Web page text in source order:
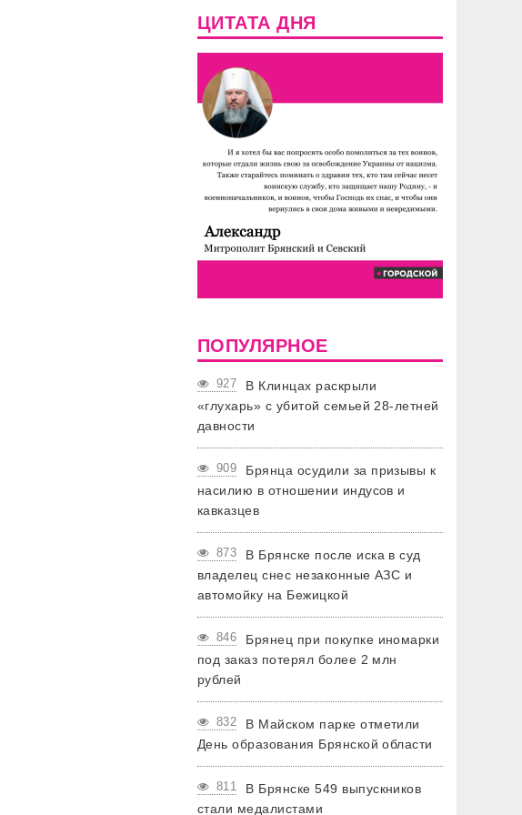
ЦИТАТА ДНЯ
ПОПУЛЯРНОЕ
927
В Клинцах раскрыли
«глухарь» с убитой семьей 28-летней
давности
909
Брянца осудили за призывы к
насилию в отношении индусов и
кавказцев
873
В Брянске после иска в суд
владелец снес незаконные АЗС и
автомойку на Бежицкой
846
Брянец при покупке иномарки
под заказ потерял более 2 млн
рублей
832
В Майском парке отметили
День образования Брянской области
811
В Брянске 549 выпускников
стали медалистами